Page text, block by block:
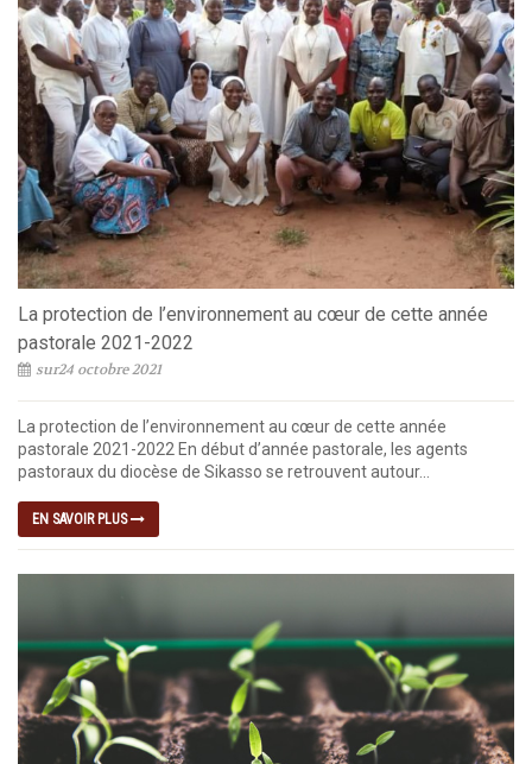
La protection de l’environnement au cœur de cette année
pastorale 2021-2022
sur24 octobre 2021
La protection de l’environnement au cœur de cette année
pastorale 2021-2022 En début d’année pastorale, les agents
pastoraux du diocèse de Sikasso se retrouvent autour...
EN SAVOIR PLUS